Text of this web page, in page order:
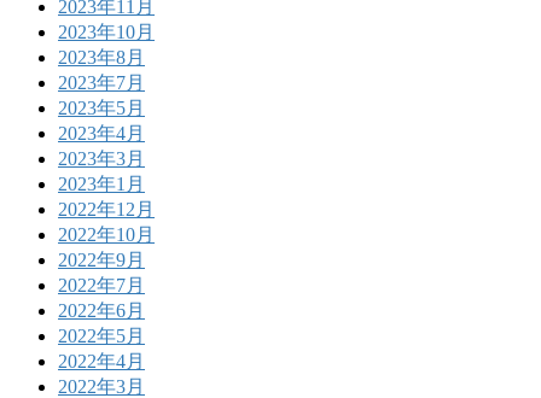
2023年11月
2023年10月
2023年8月
2023年7月
2023年5月
2023年4月
2023年3月
2023年1月
2022年12月
2022年10月
2022年9月
2022年7月
2022年6月
2022年5月
2022年4月
2022年3月